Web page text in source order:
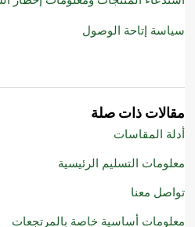
سياسة إتاحة الوصول
مقالات ذات صلة
أدلة المقاسات
معلومات التسليم الرئيسية
تواصل معنا
معلومات أساسية خاصة بالمرتجعات